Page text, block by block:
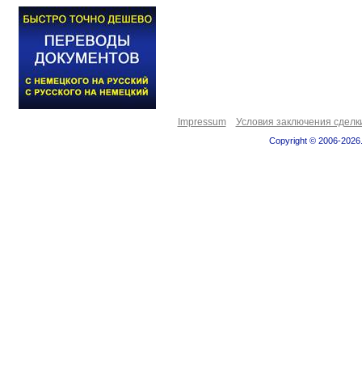
Impressum Условия заключения
Copyright © 2006-